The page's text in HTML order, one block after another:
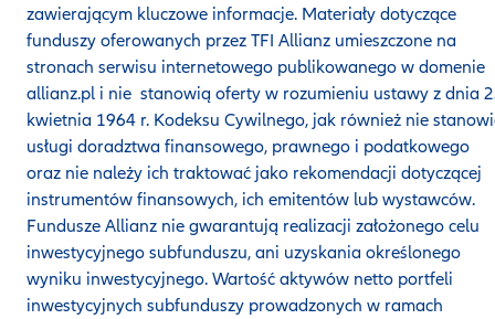
zawierającym kluczowe informacje. Materiały dotyczące
funduszy oferowanych przez TFI Allianz umieszczone na
stronach serwisu internetowego publikowanego w domenie
allianz.pl i nie stanowią oferty w rozumieniu ustawy z dnia
kwietnia 1964 r. Kodeksu Cywilnego, jak również nie
usługi doradztwa finansowego, prawnego i podatkowego
oraz nie należy ich traktować jako rekomendacji dotyczącej
instrumentów finansowych, ich emitentów lub wystawców.
Fundusze Allianz nie gwarantują realizacji założonego celu
inwestycyjnego subfunduszu, ani uzyskania określonego
wyniku inwestycyjnego. Wartość aktywów netto portfeli
inwestycyjnych subfunduszy prowadzonych w ramach